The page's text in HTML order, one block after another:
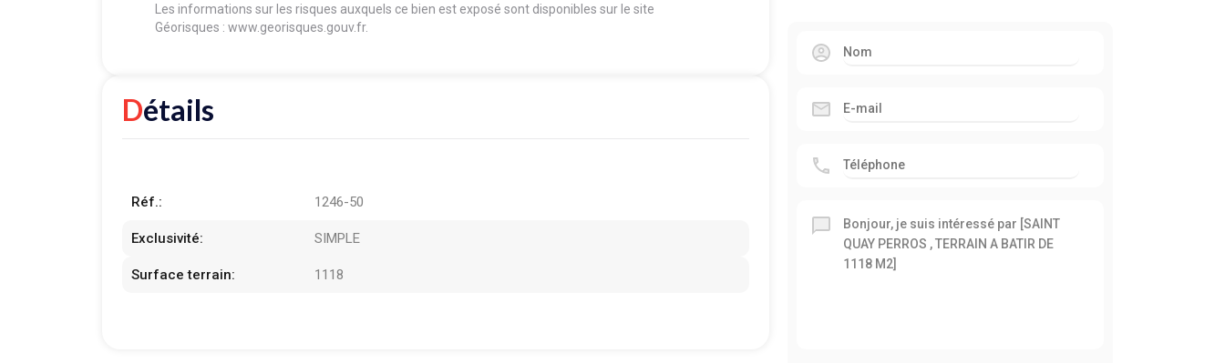
Les informations sur les risques auxquels ce bien est exposé sont disponibles sur le site
Géorisques : www.georisques.gouv.fr.
Détails
Réf.: 1246-50
Exclusivité: SIMPLE
Surface terrain: 1118